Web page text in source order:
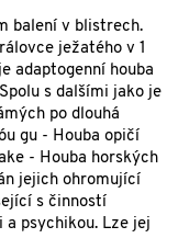
balení v blistrech.
ježatého v 1
adaptogenní houba
s dalšími jako je
po dlouhá
gu - Houba opičí
- Houba horských
jejich ohromující
s činností
psychikou. Lze jej